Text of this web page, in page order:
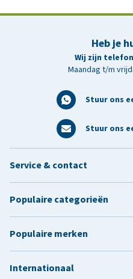
Heb je
Wij zijn
Maandag t/m
Stuur ons
Stuur ons
Service & contact
Populaire categorieën
Populaire merken
Internationaal